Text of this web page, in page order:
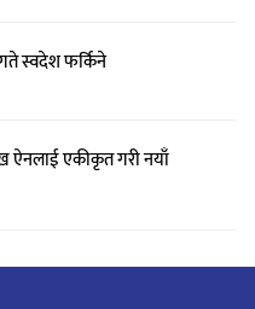
स्वदेश फर्किने
ऐनलाई एकीकृत गरी नयाँ